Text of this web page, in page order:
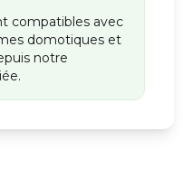
compatibles avec
domotiques et
notre